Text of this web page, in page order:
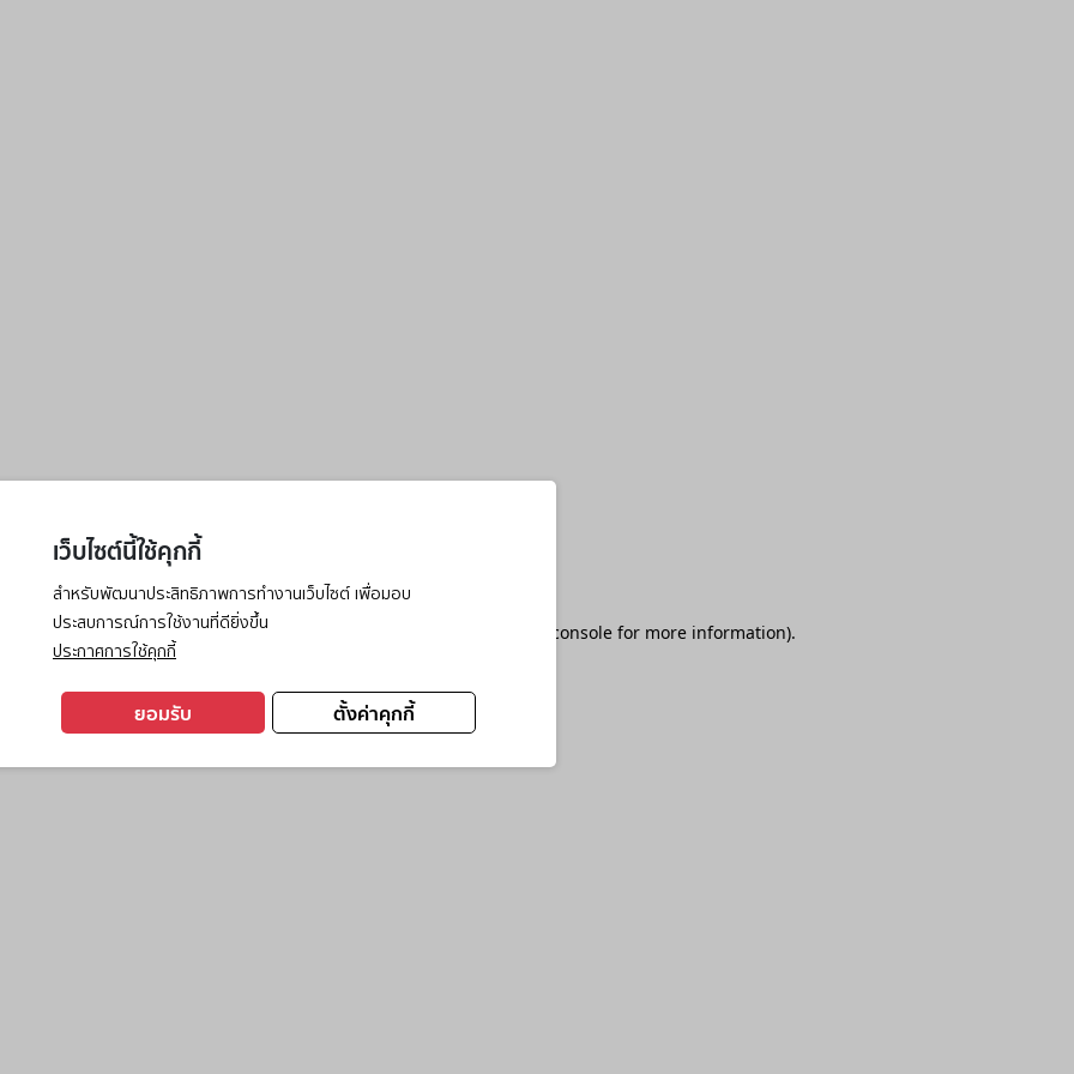
เว็บไซต์นี้ใช้คุกกี้
สำหรับพัฒนาประสิทธิภาพการทำงานเว็บไซต์ เพื่อมอบ
ประสบการณ์การใช้งานที่ดียิ่งขึ้น
ประกาศการใช้คุกกี้
ตั้งค่าคุกกี้
ยอมรับ
has occurred while loading browser console for more information).